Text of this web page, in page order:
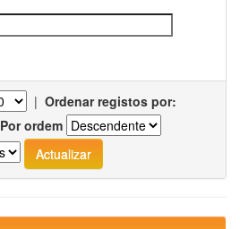
| Ordenar registos por:
Por ordem